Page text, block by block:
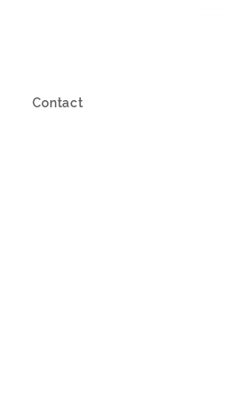
Contact